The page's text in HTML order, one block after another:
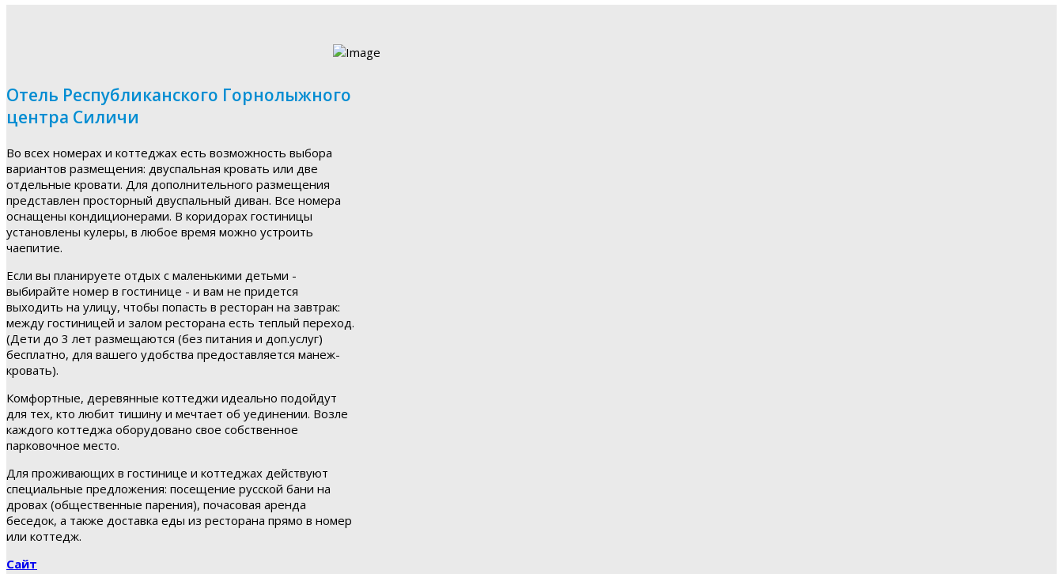
Отель Республиканского Горнолыжного
центра Силичи
Во всех номерах и коттеджах есть возможность выбора
вариантов размещения: двуспальная кровать или две
отдельные кровати. Для дополнительного размещения
представлен просторный двуспальный диван. Все номера
оснащены кондиционерами. В коридорах гостиницы
установлены кулеры, в любое время можно устроить
чаепитие.
Если вы планируете отдых с маленькими детьми -
выбирайте номер в гостинице - и вам не придется
выходить на улицу, чтобы попасть в ресторан на завтрак:
между гостиницей и залом ресторана есть теплый переход.
(Дети до 3 лет размещаются (без питания и доп.услуг)
бесплатно, для вашего удобства предоставляется манеж-
кровать).
Комфортные, деревянные коттеджи идеально подойдут
для тех, кто любит тишину и мечтает об уединении. Возле
каждого коттеджа оборудовано свое собственное
парковочное место.
Для проживающих в гостинице и коттеджах действуют
специальные предложения: посещение русской бани на
дровах (общественные парения), почасовая аренда
беседок, а также доставка еды из ресторана прямо в номер
или коттедж.
Сайт